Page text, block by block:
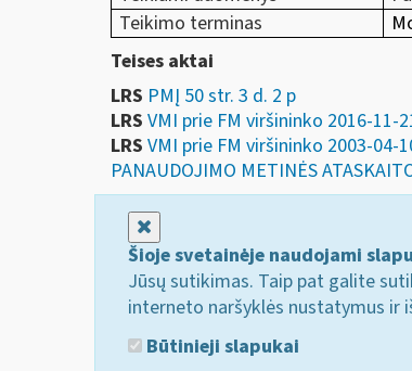
Teikimo terminas
Teises aktai
LRS PMĮ 50 str. 3 d. 2 p
LRS VMI prie FM viršininko 2016-11-
LRS VMI prie FM viršininko 2003-04-
PANAUDOJIMO METINĖS
Šioje svetainėje naudojami
Jūsų sutikimas. Taip pat galite
interneto naršyklės nustatymus ir
Būtinieji slapukai